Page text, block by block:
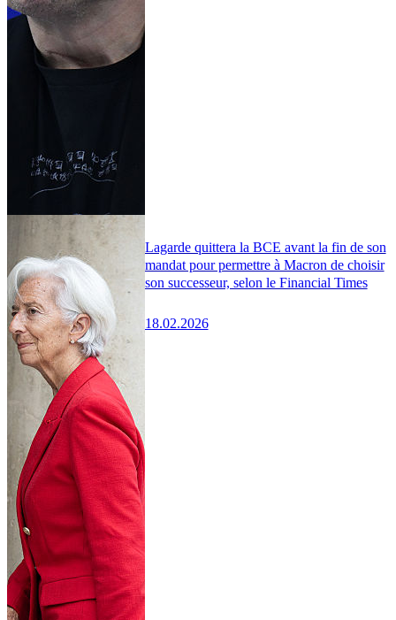
Lagarde quittera la BCE avant la fin de son
mandat pour permettre à Macron de choisir
son successeur, selon le Financial Times
18.02.2026